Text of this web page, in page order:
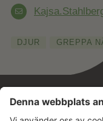
DJUR GREPPA